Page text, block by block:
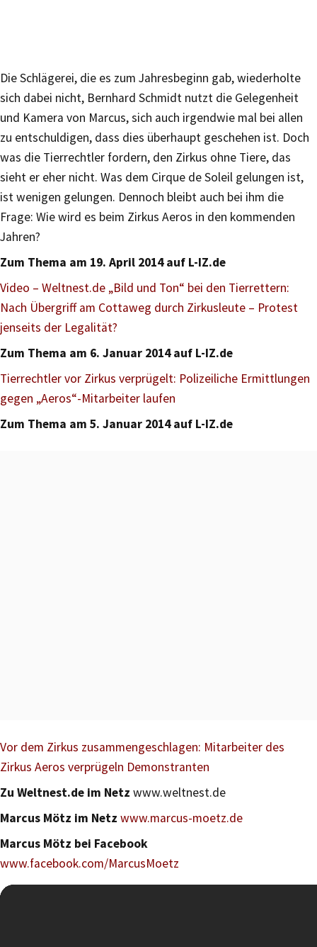
Die Schlägerei, die es zum Jahresbeginn gab, wiederholte
sich dabei nicht, Bernhard Schmidt nutzt die Gelegenheit
und Kamera von Marcus, sich auch irgendwie mal bei allen
zu entschuldigen, dass dies überhaupt geschehen ist. Doch
was die Tierrechtler fordern, den Zirkus ohne Tiere, das
sieht er eher nicht. Was dem Cirque de Soleil gelungen ist,
ist wenigen gelungen. Dennoch bleibt auch bei ihm die
Frage: Wie wird es beim Zirkus Aeros in den kommenden
Jahren?
Zum Thema am 19. April 2014 auf L-IZ.de
Video – Weltnest.de „Bild und Ton“ bei den Tierrettern:
Nach Übergriff am Cottaweg durch Zirkusleute – Protest
jenseits der Legalität?
Zum Thema am 6. Januar 2014 auf L-IZ.de
Tierrechtler vor Zirkus verprügelt: Polizeiliche Ermittlungen
gegen „Aeros“-Mitarbeiter laufen
Zum Thema am 5. Januar 2014 auf L-IZ.de
Vor dem Zirkus zusammengeschlagen: Mitarbeiter des
Zirkus Aeros verprügeln Demonstranten
Zu Weltnest.de im Netz www.weltnest.de
Marcus Mötz im Netz www.marcus-moetz.de
Marcus Mötz bei Facebook
www.facebook.com/MarcusMoetz